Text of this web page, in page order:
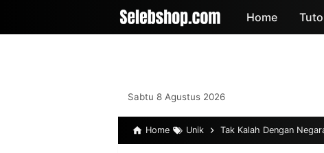
Home
Sabtu 8 Agustus 2026
Home Unik Tak Kalah Dengan Negara